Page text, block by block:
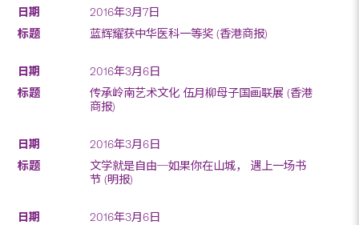
2016年3月7日
蓝辉耀获中华医科一等奖 (香港商报)
2016年3月6日
传承岭南艺术文化 伍月柳母子国画联展 (香港
商报)
2016年3月6日
文学就是自由─如果你在山城， 遇上一场书
节 (明报)
2016年3月6日